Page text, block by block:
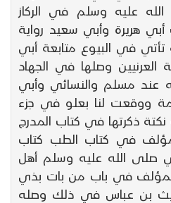
عليه وسلم في الركاز
هريرة وأبي سعيد رواية
في البيوع متابعة أبي
وصلها في الجهاد
عند مسلم والنسائي وأبي
ووقعت لنا بعلو في جزء
ذكرتها في كتاب المدرج
في كتاب الطب كتاب
صلى الله عليه وسلم أهل
في باب من بات بذي
بن عباس في ذلك وصله